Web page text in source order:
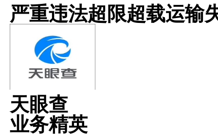
严重违法超限超载运输
天眼查
业务精英